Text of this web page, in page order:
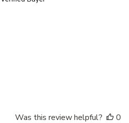
Was this review helpful?
0